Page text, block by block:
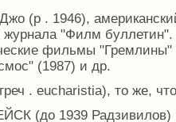
(р . 1946),
журнала "Филм
фильмы "Гремлины"
(1987) и др.
. eucharistia), то же,
(до 1939 Радзивилов) ,